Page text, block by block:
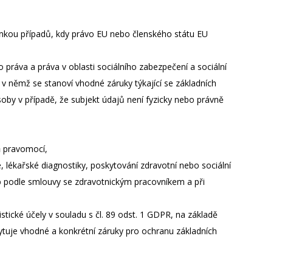
případů, kdy právo EU nebo členského státu EU
a práva v oblasti sociálního zabezpečení a sociální
němž se stanoví vhodné záruky týkající se základních
v případě, že subjekt údajů není fyzicky nebo právně
pravomocí,
diagnostiky, poskytování zdravotní nebo sociální
smlouvy se zdravotnickým pracovníkem a při
účely v souladu s čl. 89 odst. 1 GDPR, na základě
vhodné a konkrétní záruky pro ochranu základních